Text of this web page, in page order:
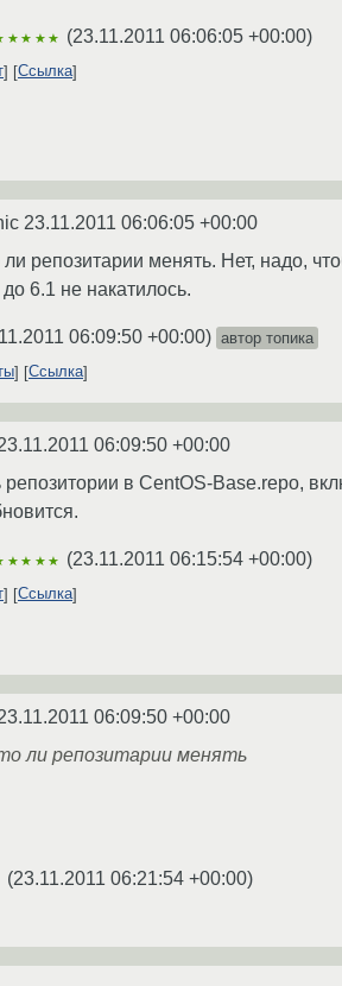
(23.11.2011 06:06:05 +00:00)
Ссылка
23.11.2011 06:06:05 +00:00
ли репозитарии менять. Нет, надо,
6.1 не накатилось.
06:09:50 +00:00) автор топика
Ссылка
06:09:50 +00:00
в CentOS-Base.repo,
(23.11.2011 06:15:54 +00:00)
Ссылка
06:09:50 +00:00
ли репозитарии менять
(23.11.2011 06:21:54 +00:00)